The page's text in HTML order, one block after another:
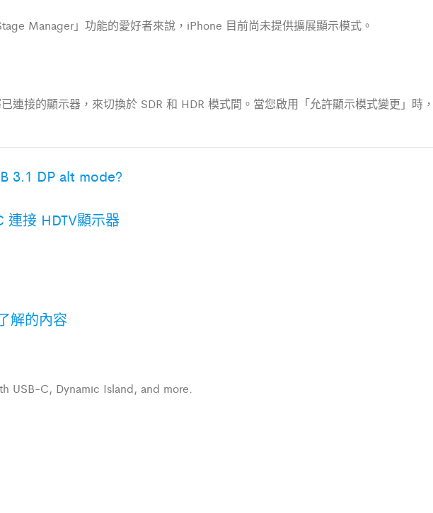
Manager」功能的愛好者來說，iPhone 目前尚未提供擴展顯示模式。
連接的顯示器，來切換於 SDR 和 HDR 模式間。當您啟用「允許顯示模式變更」時
3.1 DP alt mode?
連接 HDTV顯示器
解的內容
USB-C, Dynamic Island, and more.